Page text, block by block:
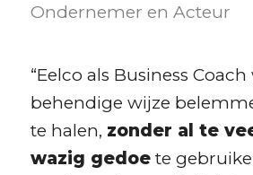
Ondernemer en Acteur
“Eelco als Business
behendige wijze
te halen, zonder al te
wazig gedoete